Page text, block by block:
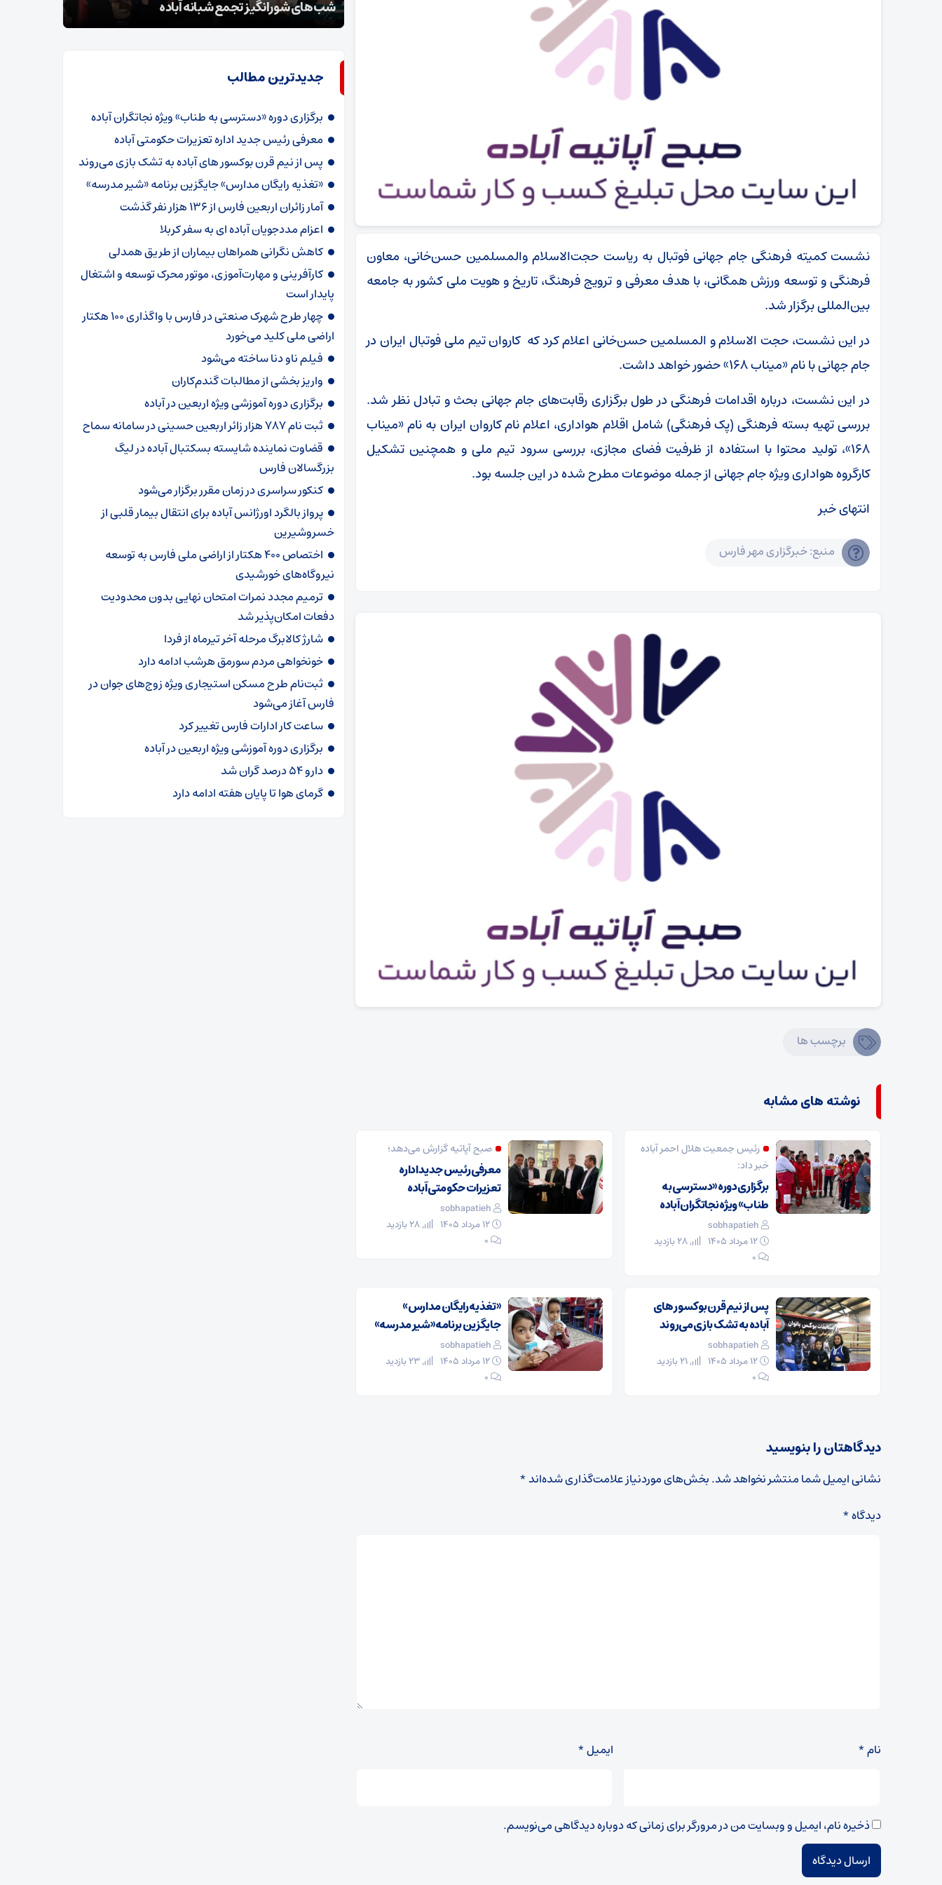
نشست کمیته فرهنگی جام جهانی فوتبال به ریاست حجت‌الاسلام والمسلمین حسن‌خانی، معاون
فرهنگی و توسعه ورزش همگانی، با هدف معرفی و ترویج فرهنگ، تاریخ و هویت ملی کشور به جامعه
بین‌المللی برگزار شد.
در این نشست، حجت الاسلام و المسلمین حسن‌خانی اعلام کرد که کاروان تیم ملی فوتبال ایران در
جام جهانی با نام «میناب ۱۶۸» حضور خواهد داشت.
در این نشست، درباره اقدامات فرهنگی در طول برگزاری رقابت‌های جام جهانی بحث و تبادل نظر شد.
بررسی تهیه بسته فرهنگی (پک فرهنگی) شامل اقلام هواداری، اعلام نام کاروان ایران به نام «میناب
١۶٨»، تولید محتوا با استفاده از ظرفیت فضای مجازی، بررسی سرود تیم ملی و همچنین تشکیل
کارگروه هواداری ویژه جام جهانی از جمله موضوعات مطرح شده در این جلسه بود.
انتهای خبر
منبع: خبرگزاری مهر فارس
برچسب ها
نوشته های مشابه
رئیس جمعیت هلال احمر آباده
خبر داد:
برگزاری دوره «دسترسی به
طناب» ویژه نجاتگران آباده
sobhapatieh
۰
صبح آپاتیه گزارش می‌دهد؛
معرفی رئیس جدید اداره
تعزیرات حکومتی آباده
sobhapatieh
۱۲ مرداد ۱۴۰۵
28 بازدید
۰
پس از نیم قرن بوکسور های
آباده به تشک بازی می‌روند
sobhapatieh
۰
«تغذیه رایگان مدارس»
جایگزین برنامه «شیر مدرسه»
sobhapatieh
۱۲ مرداد ۱۴۰۵
23 بازدید
۰
دیدگاهتان را بنویسید
نشانی ایمیل شما منتشر نخواهد شد.بخش‌های موردنیاز علامت‌گذاری شده‌اند*
دیدگاه*
نام* ایمیل*
ذخیره نام، ایمیل و وبسایت من در مرورگر برای زمانی که دوباره دیدگاهی می‌نویسم.
وضعیت معیشتی مردم اولویت اصلی مسئولان باشد خونخواهی مردم سورمق هرشب ادامه دارد شب‌های شورانگیز تجمع شبانه آباده
جدیدترین مطالب
برگزاری دوره «دسترسی به طناب» ویژه نجاتگران آباده
معرفی رئیس جدید اداره تعزیرات حکومتی آباده
پس از نیم قرن بوکسور های آباده به تشک بازی می‌روند
«تغذیه رایگان مدارس» جایگزین برنامه «شیر مدرسه»
آمار زائران اربعین فارس از ۱۳۶ هزار نفر گذشت
اعزام مددجویان آباده ای به سفر کربلا
کاهش نگرانی همراهان بیماران از طریق همدلی
کارآفرینی و مهارت‌آموزی، موتور محرک توسعه و اشتغال
پایدار است
چهار طرح شهرک صنعتی در فارس با واگذاری ۱۰۰ هکتار
اراضی ملی کلید می‌خورد
فیلم ناو دنا ساخته‌ می‌شود
واریز بخشی از مطالبات گندم‌کاران
برگزاری دوره آموزشی ویژه اربعین در آباده
ثبت نام ۷۸۷ هزار زائر اربعین حسینی در سامانه سماح
قضاوت نماینده شایسته بسکتبال آباده در لیگ
بزرگسالان فارس
کنکور سراسری در زمان مقرر برگزار می‌شود
پرواز بالگرد اورژانس آباده برای انتقال بیمار قلبی از
خسروشیرین
اختصاص ۴۰۰ هکتار از اراضی ملی فارس به توسعه
نیروگاه‌های خورشیدی
ترمیم مجدد نمرات امتحان نهایی بدون محدودیت
دفعات امکان‌پذیر شد
شارژ کالابرگ‌ مرحله آخر تیرماه از فردا
خونخواهی مردم سورمق هرشب ادامه دارد
ثبت‌نام طرح مسکن استیجاری ویژه زوج‌های جوان در
فارس آغاز می‌شود
ساعت کار ادارات فارس تغییر کرد
برگزاری دوره آموزشی ویژه اربعین در آباده
دارو ۵۴ درصد گران شد
گرمای هوا تا پایان هفته ادامه دارد